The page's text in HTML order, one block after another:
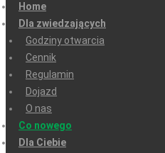
Home
Dla zwiedzających
Godziny otwarcia
Cennik
Regulamin
Dojazd
O nas
Co nowego
Dla Ciebie